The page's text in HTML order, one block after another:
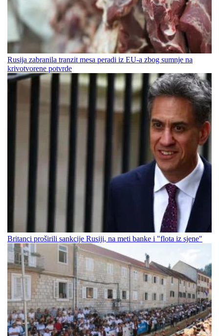
Rusija zabranila tranzit mesa peradi iz EU-a zbog sumnje na
krivotvorene potvrde
Britanci proširili sankcije Rusiji, na meti banke i "flota iz sjene"